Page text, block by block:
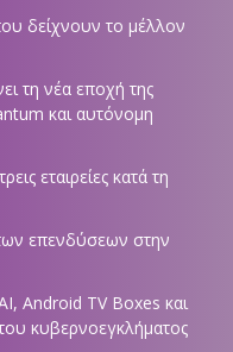
δείχνουν το μέλλον
τη νέα εποχή της
και αυτόνομη
εταιρείες κατά τη
επενδύσεων στην
Android TV Boxes και
κυβερνοεγκλήματος